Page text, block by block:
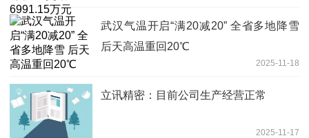
武汉气温开启“满20减20” 全省多地降雪
后天高温重回20℃
2025-11-18
立讯精密：目前公司生产经营正常
2025-11-17